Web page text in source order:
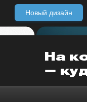
Новый дизайн